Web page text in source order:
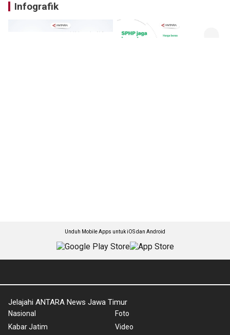
Infografik
Unduh Mobile Apps untuk iOS dan Android
Jelajahi ANTARA News Jawa Timur
Nasional
Kabar Jatim
Foto
Video